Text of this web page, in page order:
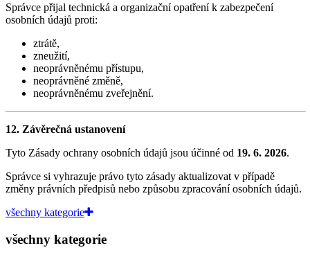
Správce přijal technická a organizační opatření k zabezpečení
osobních údajů proti:
ztrátě,
zneužití,
neoprávněnému přístupu,
neoprávněné změně,
neoprávněnému zveřejnění.
12. Závěrečná ustanovení
Tyto Zásady ochrany osobních údajů jsou účinné od 19. 6. 2026.
Správce si vyhrazuje právo tyto zásady aktualizovat v případě
změny právních předpisů nebo způsobu zpracování osobních údajů.
všechny kategorie
všechny kategorie